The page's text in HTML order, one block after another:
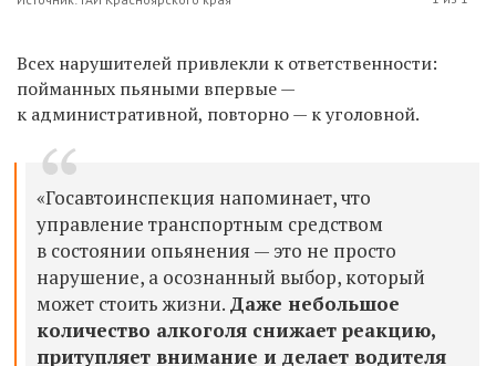
Всех нарушителей привлекли к ответственности:
пойманных пьяными впервые —
к административной, повторно — к уголовной.
«Госавтоинспекция напоминает, что
управление транспортным средством
в состоянии опьянения — это не просто
нарушение, а осознанный выбор, который
может стоить жизни. Даже небольшое
количество алкоголя снижает реакцию,
притупляет внимание и делает водителя